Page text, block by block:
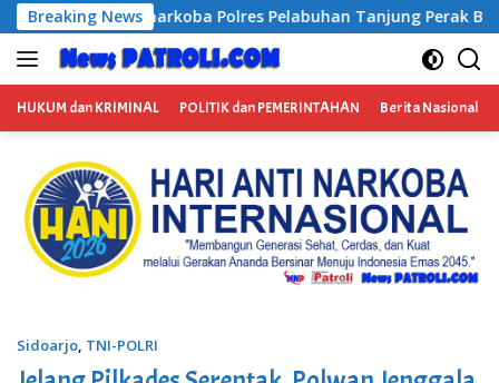
Langsung
ke
konten
Breaking News
Pelabuhan Tanjung Perak Bongkar Tiga Jaringan Narkoba,
HUKUM dan KRIMINAL POLITIK dan PEMERINTAHAN Berita Nasional
Sidoarjo, TNI-POLRI